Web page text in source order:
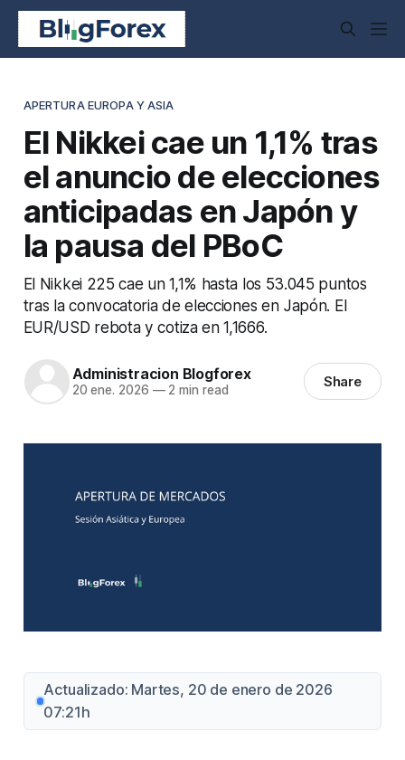
APERTURA EUROPA Y ASIA
El Nikkei cae un 1,1% tras
el anuncio de elecciones
anticipadas en Japón y
la pausa del PBoC
El Nikkei 225 cae un 1,1% hasta los 53.045 puntos
tras la convocatoria de elecciones en Japón. El
EUR/USD rebota y cotiza en 1,1666.
Administracion Blogforex
20 ene. 2026 —2 min read Share
Actualizado: Martes, 20 de enero de 2026
07:21h